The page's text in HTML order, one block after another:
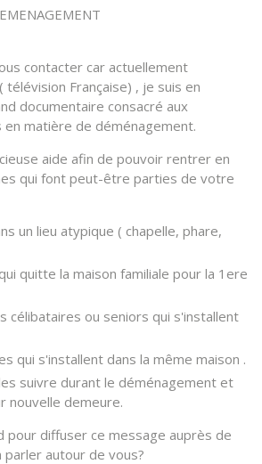
contacter car actuellement
Française) , je suis en
documentaire consacré aux
en matière de déménagement.
aide afin de pouvoir rentrer en
qui font peut-être parties de votre
un lieu atypique ( chapelle, phare,
quitte la maison familiale pour la 1ere
célibataires ou seniors qui s'installent
qui s'installent dans la même maison .
suivre durant le déménagement et
nouvelle demeure.
pour diffuser ce message auprès de
autour de vous?